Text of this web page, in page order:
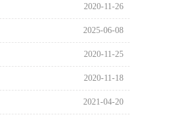
2020-11-26
2025-06-08
2020-11-25
2020-11-18
2021-04-20